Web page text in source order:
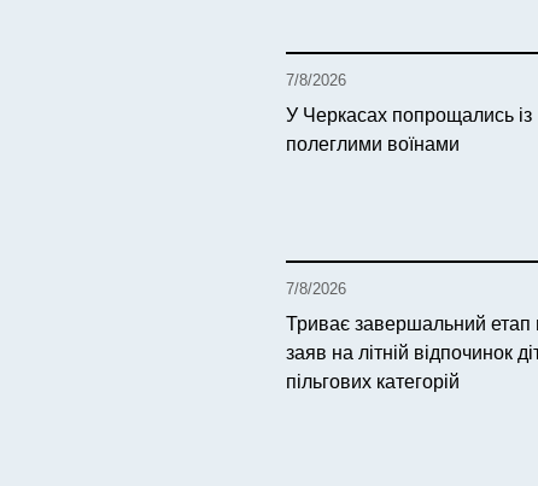
7/8/2026
У Черкасах попрощались із
полеглими воїнами
7/8/2026
Триває завершальний етап
заяв на літній відпочинок
пільгових категорій